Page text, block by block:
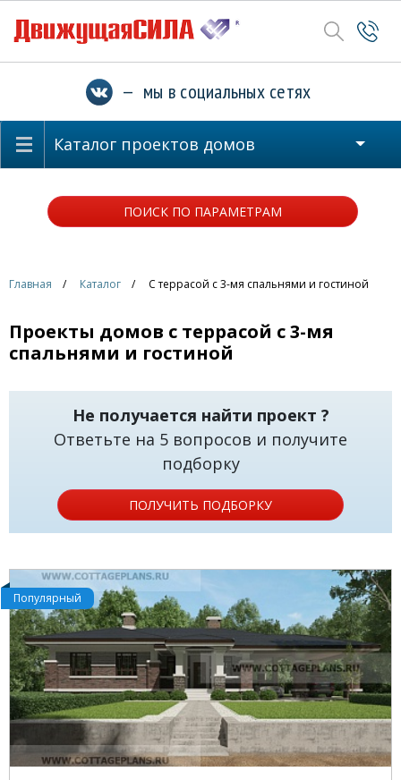
— мы в социальных сетях
Каталог проектов домов
ПОИСК ПО ПАРАМЕТРАМ
Главная Каталог С террасой с 3-мя спальнями и гостиной
Проекты домов с террасой с 3-мя
спальнями и гостиной
Не получается найти проект ?
Ответьте на 5 вопросов и получите
подборку
ПОЛУЧИТЬ ПОДБОРКУ
Популярный